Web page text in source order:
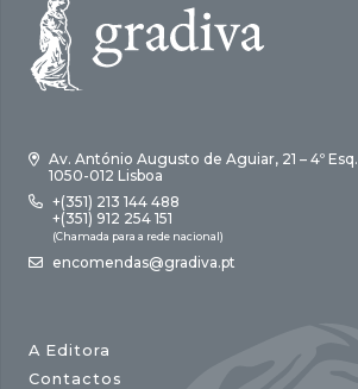
Av. António Augusto de Aguiar, 21 – 4º Esq.
1050-012 Lisboa
+(351) 213 144 488
+(351) 912 254 151
(Chamada para a rede nacional)
encomendas@gradiva.pt
A Editora
Contactos